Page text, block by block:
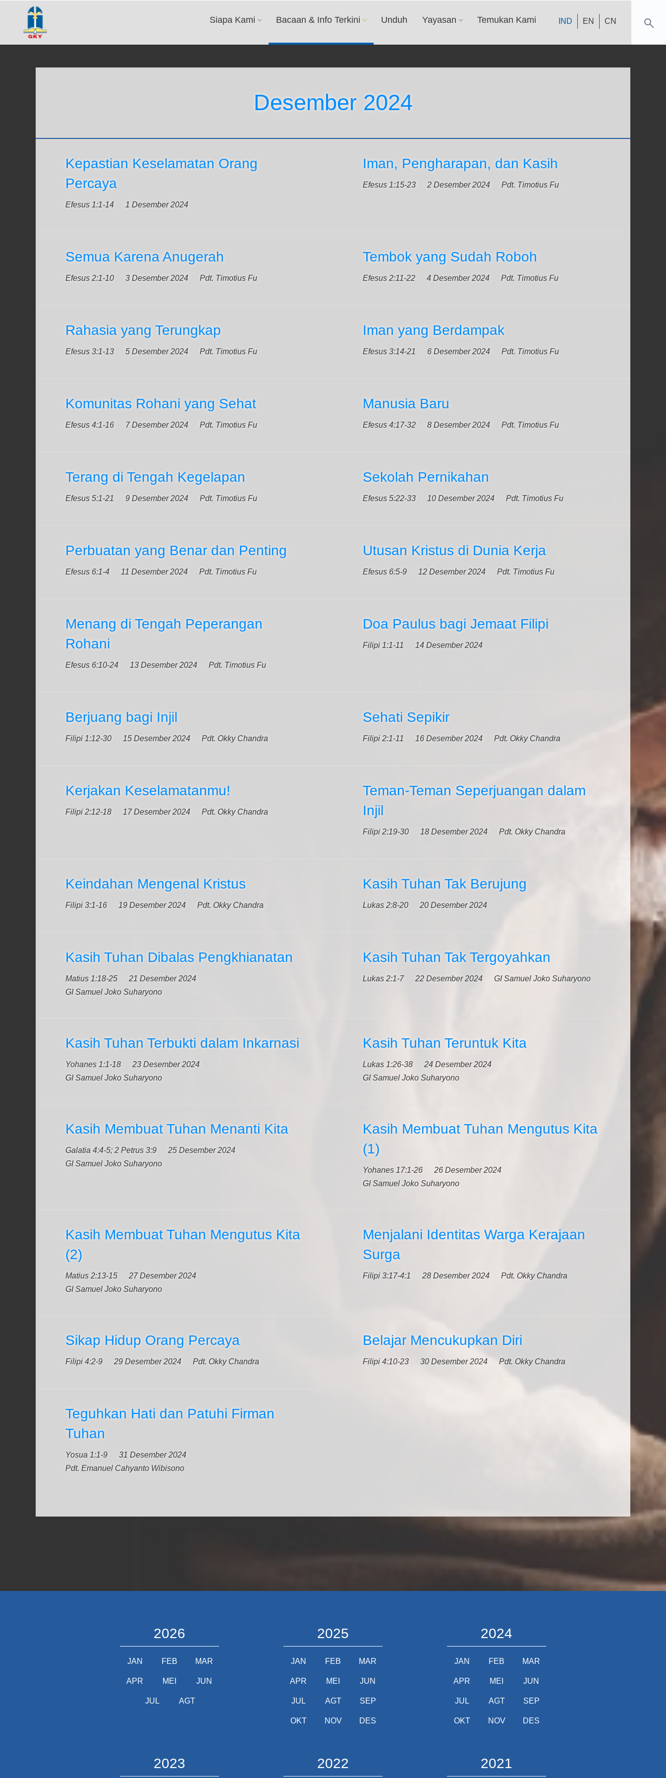
IND EN CN
Siapa Kami Bacaan & Info Terkini Unduh Yayasan Temukan Kami
Desember 2024
Kepastian Keselamatan Orang
Percaya
Efesus 1:1-14 1 Desember 2024
Iman, Pengharapan, dan Kasih
Efesus 1:15-23 2 Desember 2024 Pdt. Timotius Fu
Semua Karena Anugerah
Efesus 2:1-10 3 Desember 2024 Pdt. Timotius Fu
Tembok yang Sudah Roboh
Efesus 2:11-22 4 Desember 2024 Pdt. Timotius Fu
Rahasia yang Terungkap
Efesus 3:1-13 5 Desember 2024 Pdt. Timotius Fu
Iman yang Berdampak
Efesus 3:14-21 6 Desember 2024 Pdt. Timotius Fu
Komunitas Rohani yang Sehat
Efesus 4:1-16 7 Desember 2024 Pdt. Timotius Fu
Manusia Baru
Efesus 4:17-32 8 Desember 2024 Pdt. Timotius Fu
Terang di Tengah Kegelapan
Efesus 5:1-21 9 Desember 2024 Pdt. Timotius Fu
Sekolah Pernikahan
Efesus 5:22-33 10 Desember 2024 Pdt. Timotius Fu
Perbuatan yang Benar dan Penting
Efesus 6:1-4 11 Desember 2024 Pdt. Timotius Fu
Utusan Kristus di Dunia Kerja
Efesus 6:5-9 12 Desember 2024 Pdt. Timotius Fu
Menang di Tengah Peperangan
Rohani
Efesus 6:10-24 13 Desember 2024 Pdt. Timotius Fu
Doa Paulus bagi Jemaat Filipi
Filipi 1:1-11 14 Desember 2024
Berjuang bagi Injil
Filipi 1:12-30 15 Desember 2024 Pdt. Okky Chandra
Sehati Sepikir
Filipi 2:1-11 16 Desember 2024 Pdt. Okky Chandra
Kerjakan Keselamatanmu!
Filipi 2:12-18 17 Desember 2024 Pdt. Okky Chandra
Teman-Teman Seperjuangan dalam
Injil
Filipi 2:19-30 18 Desember 2024 Pdt. Okky Chandra
Keindahan Mengenal Kristus
Filipi 3:1-16 19 Desember 2024 Pdt. Okky Chandra
Kasih Tuhan Tak Berujung
Lukas 2:8-20 20 Desember 2024
Kasih Tuhan Dibalas Pengkhianatan
Matius 1:18-25
21 Desember 2024
GI Samuel Joko Suharyono
Kasih Tuhan Tak Tergoyahkan
Lukas 2:1-7 22 Desember 2024 GI Samuel Joko Suharyono
Kasih Tuhan Terbukti dalam Inkarnasi
Yohanes 1:1-18
23 Desember 2024
GI Samuel Joko Suharyono
Kasih Tuhan Teruntuk Kita
Lukas 1:26-38
24 Desember 2024
GI Samuel Joko Suharyono
Kasih Membuat Tuhan Menanti Kita
Galatia 4:4-5; 2 Petrus 3:9
25 Desember 2024
GI Samuel Joko Suharyono
Kasih Membuat Tuhan Mengutus Kita
(1)
Yohanes 17:1-26
26 Desember 2024
GI Samuel Joko Suharyono
Kasih Membuat Tuhan Mengutus Kita
(2)
Matius 2:13-15
27 Desember 2024
GI Samuel Joko Suharyono
Menjalani Identitas Warga Kerajaan
Surga
Filipi 3:17-4:1 28 Desember 2024 Pdt. Okky Chandra
Sikap Hidup Orang Percaya
Filipi 4:2-9 29 Desember 2024 Pdt. Okky Chandra
Belajar Mencukupkan Diri
Filipi 4:10-23 30 Desember 2024 Pdt. Okky Chandra
Teguhkan Hati dan Patuhi Firman
Tuhan
Yosua 1:1-9
31 Desember 2024
Pdt. Emanuel Cahyanto Wibisono
2026
JAN FEB MAR
APR MEI JUN
JUL AGT
2025
JAN FEB MAR
APR MEI JUN
JUL AGT SEP
OKT NOV DES
2024
JAN FEB MAR
APR MEI JUN
JUL AGT SEP
OKT NOV DES
2023 2022 2021